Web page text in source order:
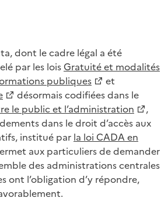
dont le cadre légal a été
par les loisGratuité et modalités
publiques
et
désormais codifiées dans le
le public et l’administration
,
dans le droit d’accès aux
institué par la loi CADA en
aux particuliers de demander
des administrations centrales
ont l’obligation d’y répondre,